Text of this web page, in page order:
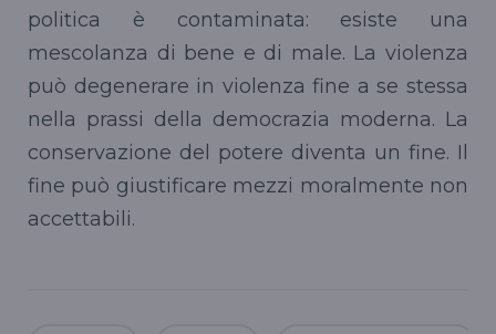
politica è contaminata: esiste una
mescolanza di bene e di male. La violenza
può degenerare in violenza fine a se stessa
nella prassi della democrazia moderna. La
conservazione del potere diventa un fine. Il
fine può giustificare mezzi moralmente non
accettabili.